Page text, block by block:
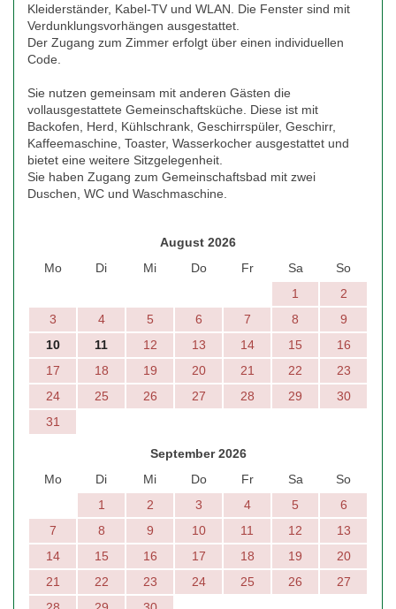
Kleiderständer, Kabel-TV und WLAN. Die Fenster sind mit
Verdunklungsvorhängen ausgestattet.
Der Zugang zum Zimmer erfolgt über einen individuellen
Code.
Sie nutzen gemeinsam mit anderen Gästen die
vollausgestattete Gemeinschaftsküche. Diese ist mit
Backofen, Herd, Kühlschrank, Geschirrspüler, Geschirr,
Kaffeemaschine, Toaster, Wasserkocher ausgestattet und
bietet eine weitere Sitzgelegenheit.
Sie haben Zugang zum Gemeinschaftsbad mit zwei
Duschen, WC und Waschmaschine.
August 2026
Mo
Di Mi Do Fr Sa
So
1
2
3
4 5 6 7 8
9
10
11 12 13 14 15
16
17
18 19 20 21 22
23
24
25 26 27 28 29
30
31
September 2026
Mo
Di Mi Do Fr Sa
So
1
2 3 4 5
6
7
8 9 10 11 12
13
14
15 16 17 18 19
20
21
22 23 24 25 26
27